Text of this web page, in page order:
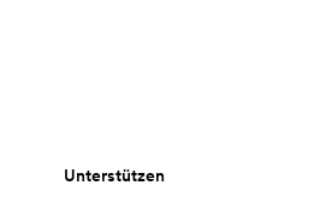
Unterstützen